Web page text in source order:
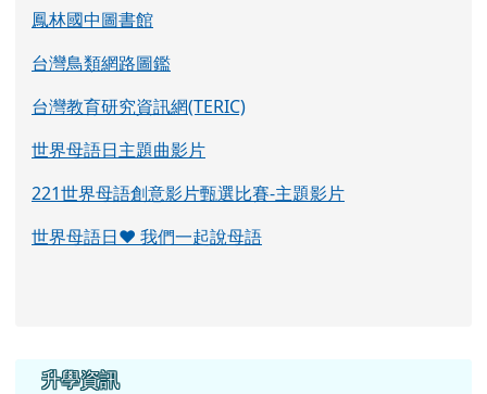
鳳林國中圖書館
台灣鳥類網路圖鑑
台灣教育研究資訊網(TERIC)
世界母語日主題曲影片
221世界母語創意影片甄選比賽-主題影片
世界母語日♥ 我們一起說母語
右邊區域內容
升學資訊